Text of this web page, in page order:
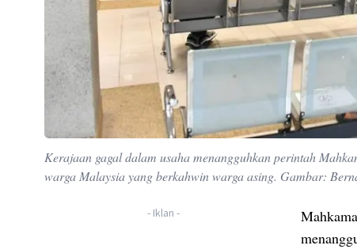
Kerajaan gagal dalam usaha menangguhkan perintah
warga Malaysia yang berkahwin warga asing. Gambar:
- Iklan -